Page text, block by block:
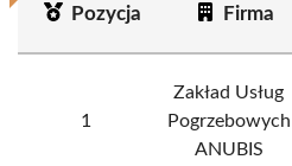
Pozycja Firma
1
Zakład Usług
Pogrzebowych
ANUBIS